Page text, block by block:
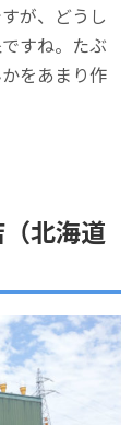
が、どうし
すね。たぶ
をあまり作
北海道